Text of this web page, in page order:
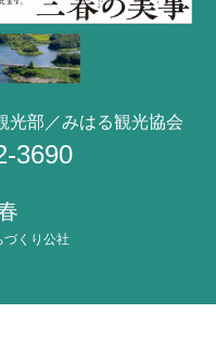
光部／みはる観光協会
3690
くり公社